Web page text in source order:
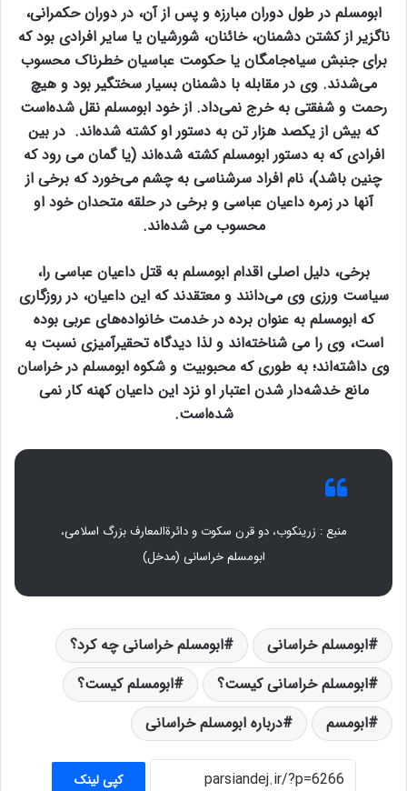
ابومسلم در طول دوران مبارزه و پس از آن، در دوران حکمرانی،
ناگزیر از کشتن دشمنان، خائنان، شورشیان یا سایر افرادی بود که
برای جنبش سیاه‌جامگان یا حکومت عباسیان خطرناک محسوب
می‌شدند. وی در مقابله با دشمنان بسیار سختگیر بود و هیچ
رحمت و شفقتی به خرج نمی‌داد. از خود ابومسلم نقل شده‌است
که بیش از یکصد هزار تن به دستور او کشته شده‌اند. در بین
افرادی که به دستور ابومسلم کشته شده‌اند (یا گمان می رود که
چنین باشد)، نام افراد سرشناسی به چشم می‌خورد که برخی از
آنها در زمره داعیان عباسی و برخی در حلقه متحدان خود او
محسوب می شده‌اند.
برخی، دلیل اصلی اقدام ابومسلم به قتل داعیان عباسی را،
سیاست ورزی وی می‌دانند و معتقدند که این داعیان، در روزگاری
که ابومسلم به عنوان برده در خدمت خانواده‌های عربی بوده
است، وی را می شناخته‌اند و لذا دیدگاه تحقیرآمیزی نسبت به
وی داشته‌اند؛ به طوری که محبوبیت و شکوه ابومسلم در خراسان
مانع خدشه‌دار شدن اعتبار او نزد این داعیان کهنه کار نمی
شده‌است.
منبع : زرینکوب، دو قرن سکوت و دائرةالمعارف بزرگ اسلامی،
ابومسلم خراسانی (مدخل)
ابومسلم خراسانی
ابومسلم خراسانی چه کرد؟
ابومسلم خراسانی کیست؟
ابومسلم کیست؟
ابومسم
درباره ابومسلم خراسانی
کپی لینک